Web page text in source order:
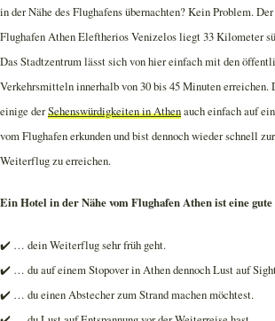
in der Nähe des Flughafens übernachten? Kein Problem.
Flughafen Athen Eleftherios Venizelos liegt 33 Kilometer
Das Stadtzentrum lässt sich von hier einfach mit den
Verkehrsmitteln innerhalb von 30 bis 45 Minuten erreichen.
einige derSehenswürdigkeiten in Athenauch einfach auf
vom Flughafen erkunden und bist dennoch wieder schnell
Weiterflug zu erreichen.
Ein Hotel in der Nähe vom Flughafen Athen ist eine
✔️ … dein Weiterflug sehr früh geht.
✔️ … du auf einem Stopover in Athen dennoch Lust auf
✔️ … du einen Abstecher zum Strand machen möchtest.